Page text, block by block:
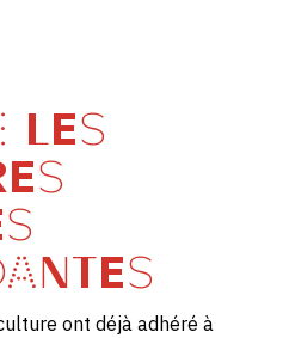
LES
ont déjà adhéré à